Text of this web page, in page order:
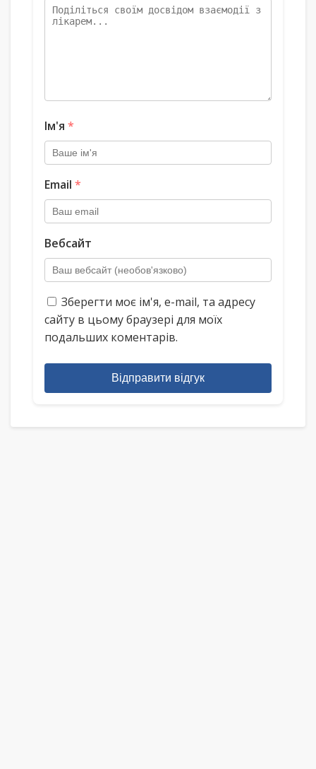
Ім'я *
Email *
Вебсайт
Зберегти моє ім'я, e-mail, та адресу
сайту в цьому браузері для моїх
подальших коментарів.
Відправити відгук